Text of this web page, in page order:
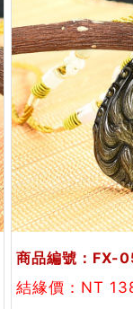
商品編號：FX-
結緣價：NT